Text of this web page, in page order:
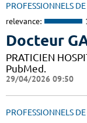
PROFESSIONNELS
relevance:
Docteur
PRATICIEN
PubMed.
29/04/2026 09:50
PROFESSIONNELS